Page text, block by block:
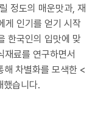
정도의 매운맛과, 재
게 인기를 얻기 시작
한국인의 입맛에 맞
료를 연구하면서
해 차별화를 모색한 <
했습니다.